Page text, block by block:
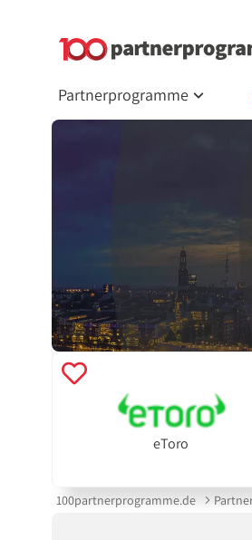
Partnerprogramme
eToro
100partnerprogramme.de